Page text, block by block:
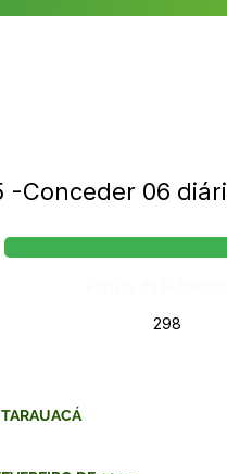
-Conceder 06
298